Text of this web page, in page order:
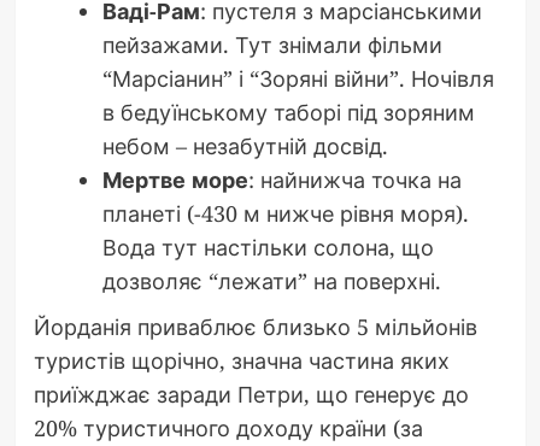
Ваді-Рам: пустеля з марсіанськими
пейзажами. Тут знімали фільми
“Марсіанин” і “Зоряні війни”. Ночівля
в бедуїнському таборі під зоряним
небом – незабутній досвід.
Мертве море: найнижча точка на
планеті (-430 м нижче рівня моря).
Вода тут настільки солона, що
дозволяє “лежати” на поверхні.
Йорданія приваблює близько 5 мільйонів
туристів щорічно, значна частина яких
приїжджає заради Петри, що генерує до
20% туристичного доходу країни (за